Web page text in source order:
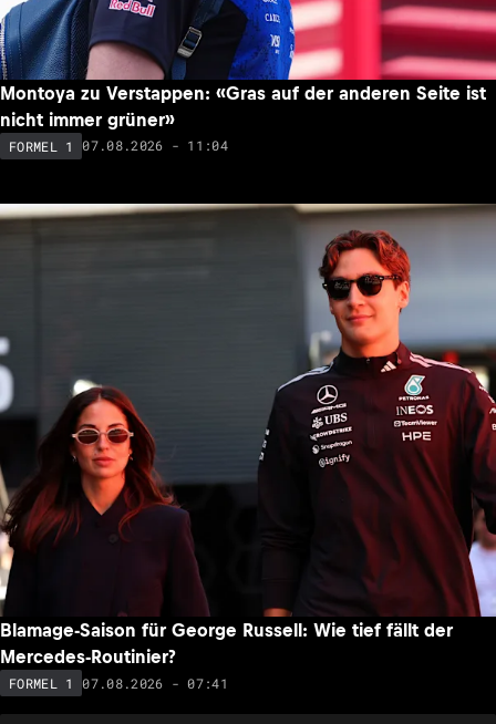
Montoya zu Verstappen: «Gras auf der anderen Seite ist
nicht immer grüner»
FORMEL 1 07.08.2026 - 11:04
Blamage-Saison für George Russell: Wie tief fällt der
Mercedes-Routinier?
FORMEL 1 07.08.2026 - 07:41